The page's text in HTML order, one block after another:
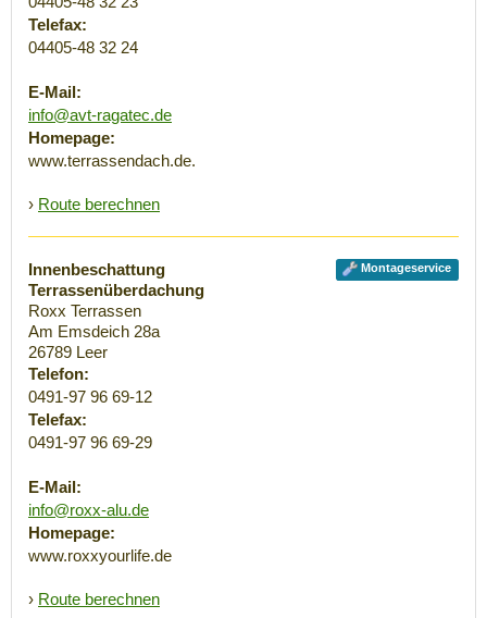
Telefax:
04405-48 32 24
E-Mail:
info@avt-ragatec.de
Homepage:
www.terrassendach.de.
› Route berechnen
Montageservice
Innenbeschattung
Terrassenüberdachung
Roxx Terrassen
Am Emsdeich 28a
26789 Leer
Telefon:
0491-97 96 69-12
Telefax:
0491-97 96 69-29
E-Mail:
info@roxx-alu.de
Homepage:
www.roxxyourlife.de
› Route berechnen